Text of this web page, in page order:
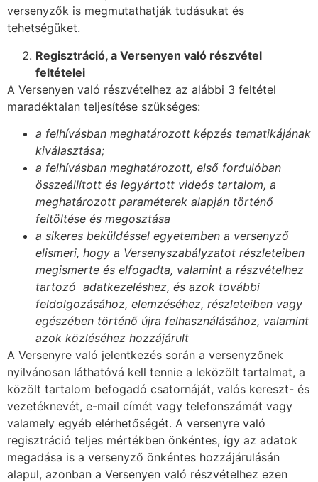
versenyzők is megmutathatják tudásukat és
tehetségüket.
Regisztráció, a Versenyen való részvétel
feltételei
A Versenyen való részvételhez az alábbi 3 feltétel
maradéktalan teljesítése szükséges:
a felhívásban meghatározott képzés tematikájának
kiválasztása;
a felhívásban meghatározott, első fordulóban
összeállított és legyártott videós tartalom, a
meghatározott paraméterek alapján történő
feltöltése és megosztása
a sikeres beküldéssel egyetemben a versenyző
elismeri, hogy a Versenyszabályzatot részleteiben
megismerte és elfogadta, valamint a részvételhez
tartozó adatkezeléshez, és azok további
feldolgozásához, elemzéséhez, részleteiben vagy
egészében történő újra felhasználásához, valamint
azok közléséhez hozzájárult
A Versenyre való jelentkezés során a versenyzőnek
nyilvánosan láthatóvá kell tennie a leközölt tartalmat, a
közölt tartalom befogadó csatornáját, valós kereszt- és
vezetéknevét, e-mail címét vagy telefonszámát vagy
valamely egyéb elérhetőségét. A versenyre való
regisztráció teljes mértékben önkéntes, így az adatok
megadása is a versenyző önkéntes hozzájárulásán
alapul, azonban a Versenyen való részvételhez ezen